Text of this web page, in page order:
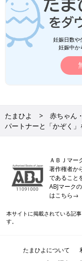
特
の
お
今の「結婚制度
だけではない
った『母ふたりで“か
は何もかもが“特別”な
なかった」「親や周
ど、今の婚姻制度や
つ人の気持ちに気づ
て幸せな未来とは、
次回は、LGBTファミ
小野さん・西川さんへ
妊娠日数や
妊娠中か
たまひよ 赤ちゃん
パートナーと「かぞく
ＡＢＪマー
著作権者か
であること
ABJマーク
はこちら
本サイトに掲載されている記
す。
たまひよについて